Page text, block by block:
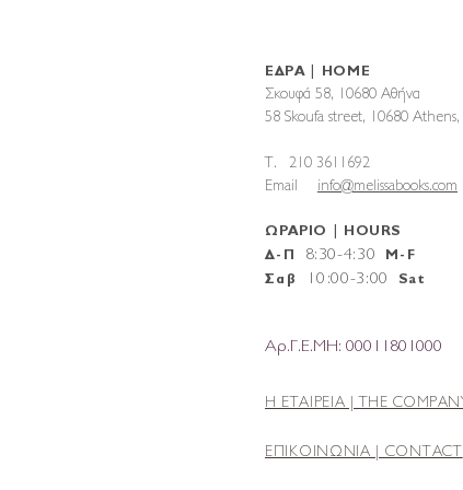
ΕΔΡΑ | HOME
Σκουφά 58, 10680 Αθήνα
58 Skoufa street, 10680
T. 210 3611692
Email info@melissabooks.com
ΩΡΑΡΙΟ | HOURS
Δ-Π
8:30-4:30 M-F
Σαβ
10 :00-3:00 Sat
Αρ.Γ.Ε.ΜΗ: 00011801000
Η ΕΤΑΙΡΕΙΑ | THE
ΕΠΙΚΟΙΝΩΝΙΑ | CONTACT